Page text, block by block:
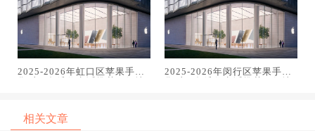
2025-2026年虹口区苹果手机
2025-2026年闵行区苹果手机
相关文章